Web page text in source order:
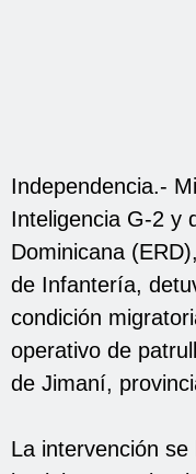
Independencia.-
Inteligencia G-2 y
Dominicana
de Infantería,
condición
operativo de
de Jimaní,
La intervención